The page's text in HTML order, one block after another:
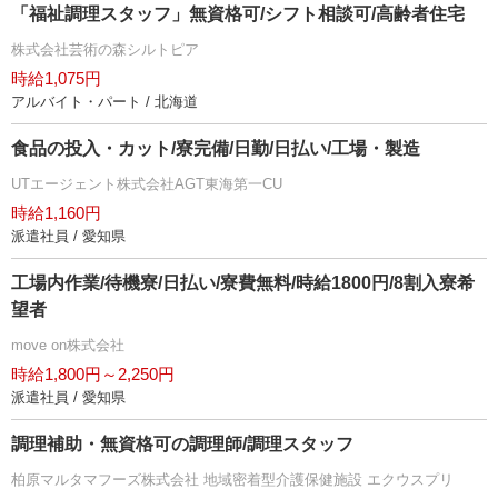
「福祉調理スタッフ」無資格可/シフト相談可/高齢者住宅
株式会社芸術の森シルトピア
時給1,075円
アルバイト・パート / 北海道
食品の投入・カット/寮完備/日勤/日払い/工場・製造
UTエージェント株式会社AGT東海第一CU
時給1,160円
派遣社員 / 愛知県
工場内作業/待機寮/日払い/寮費無料/時給1800円/8割入寮希
望者
move on株式会社
時給1,800円～2,250円
派遣社員 / 愛知県
調理補助・無資格可の調理師/調理スタッフ
柏原マルタマフーズ株式会社 地域密着型介護保健施設 エクウスプリ